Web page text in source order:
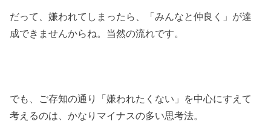
だって、嫌われてしまったら、「みんなと仲良く」が達
成できませんからね。当然の流れです。
でも、ご存知の通り「嫌われたくない」を中心にすえて
考えるのは、かなりマイナスの多い思考法。